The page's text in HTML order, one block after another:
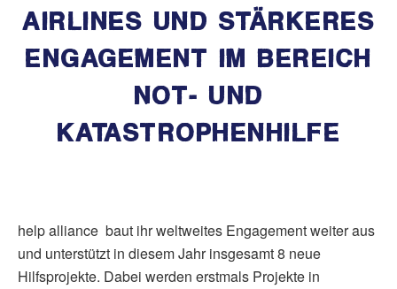
AIRLINES UND STÄRKERES
ENGAGEMENT IM BEREICH
NOT- UND
KATASTROPHENHILFE
help alliance baut ihr weltweites Engagement weiter aus
und unterstützt in diesem Jahr insgesamt 8 neue
Hilfsprojekte. Dabei werden erstmals Projekte in